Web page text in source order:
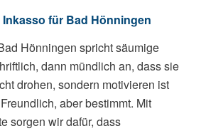
für Bad Hönningen
Hönningen spricht säumige
dann mündlich an, dass sie
drohen, sondern motivieren ist
aber bestimmt. Mit
sorgen wir dafür, dass